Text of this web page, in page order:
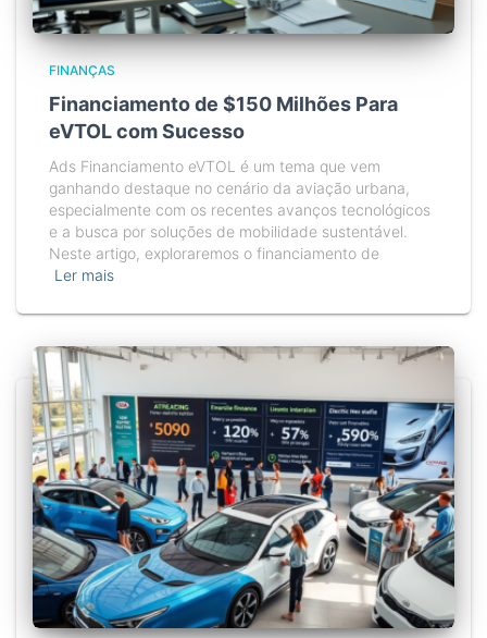
FINANÇAS
Financiamento de $150 Milhões Para
eVTOL com Sucesso
Ads Financiamento eVTOL é um tema que vem
ganhando destaque no cenário da aviação urbana,
especialmente com os recentes avanços tecnológicos
e a busca por soluções de mobilidade sustentável.
Neste artigo, exploraremos o financiamento de
Ler mais